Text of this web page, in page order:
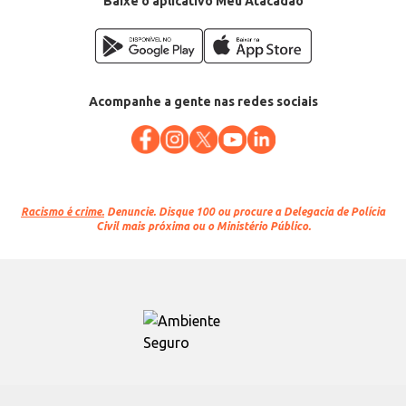
Acompanhe a gente nas redes sociais
Racismo é crime. Denuncie. Disque 100 ou procure a Delegacia de Polícia
Civil mais próxima ou o Ministério Público.